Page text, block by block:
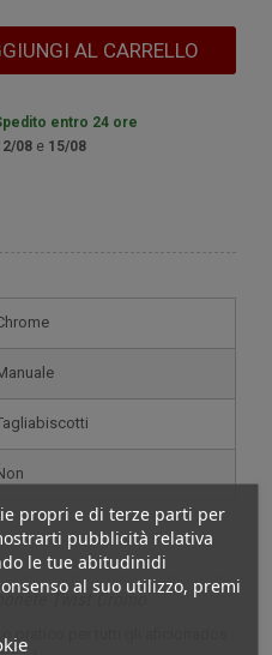
propri e di terze parti per
pubblicità relativa
le tue abitudinidi
al suo utilizzo, premi
AL CARRELLO
entro 24 ore
08e 15/08
Chrome
Manuale
tagliabiscotti
non
Twist Cromo
pratico per tutti gli aficionados